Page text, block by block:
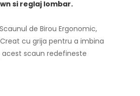
si reglaj lombar.
de Birou Ergonomic,
cu grija pentru a imbina
scaun redefineste